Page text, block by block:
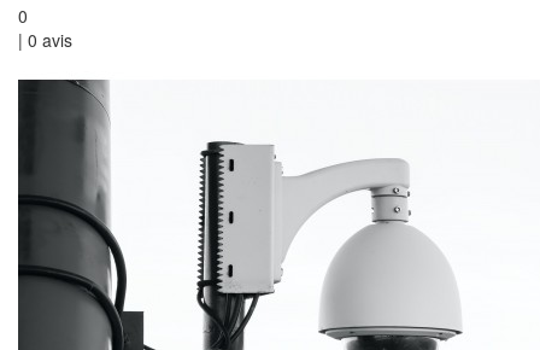
0
| 0 avis